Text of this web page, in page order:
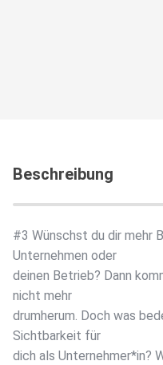
Beschreibung
#3 Wünschst du dir mehr
Unternehmen oder
deinen Betrieb? Dann
nicht mehr
drumherum. Doch was
Sichtbarkeit für
dich als Unternehmer*in?